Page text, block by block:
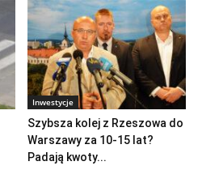
Inwestycje
Szybsza kolej z Rzeszowa do
Warszawy za 10-15 lat?
Padają kwoty...